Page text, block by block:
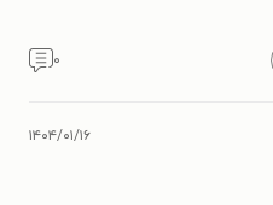
۰
۱۴۰۴/۰۱/۱۶